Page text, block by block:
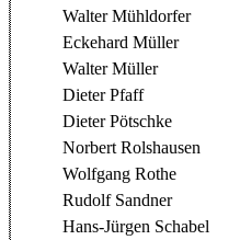
Walter Mühldorfer
Eckehard Müller
Walter Müller
Dieter Pfaff
Dieter Pötschke
Norbert Rolshausen
Wolfgang Rothe
Rudolf Sandner
Hans-Jürgen Schabel